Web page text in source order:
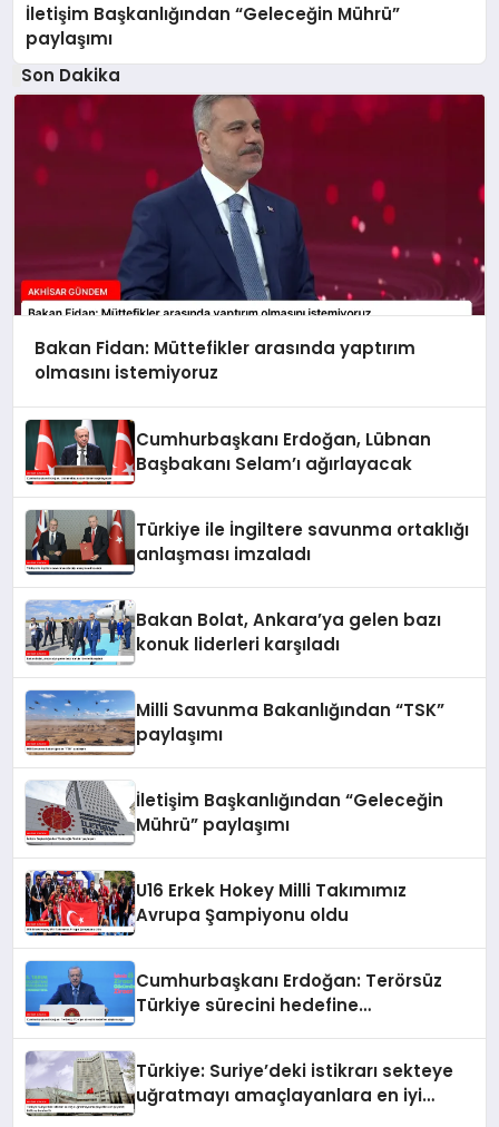
İletişim Başkanlığından “Geleceğin Mührü”
paylaşımı
Son Dakika
Bakan Fidan: Müttefikler arasında yaptırım
olmasını istemiyoruz
Cumhurbaşkanı Erdoğan, Lübnan
Başbakanı Selam’ı ağırlayacak
Türkiye ile İngiltere savunma ortaklığı
anlaşması imzaladı
Bakan Bolat, Ankara’ya gelen bazı
konuk liderleri karşıladı
Milli Savunma Bakanlığından “TSK”
paylaşımı
İletişim Başkanlığından “Geleceğin
Mührü” paylaşımı
U16 Erkek Hokey Milli Takımımız
Avrupa Şampiyonu oldu
Cumhurbaşkanı Erdoğan: Terörsüz
Türkiye sürecini hedefine
Türkiye: Suriye’deki istikrarı sekteye
uğratmayı amaçlayanlara en iyi